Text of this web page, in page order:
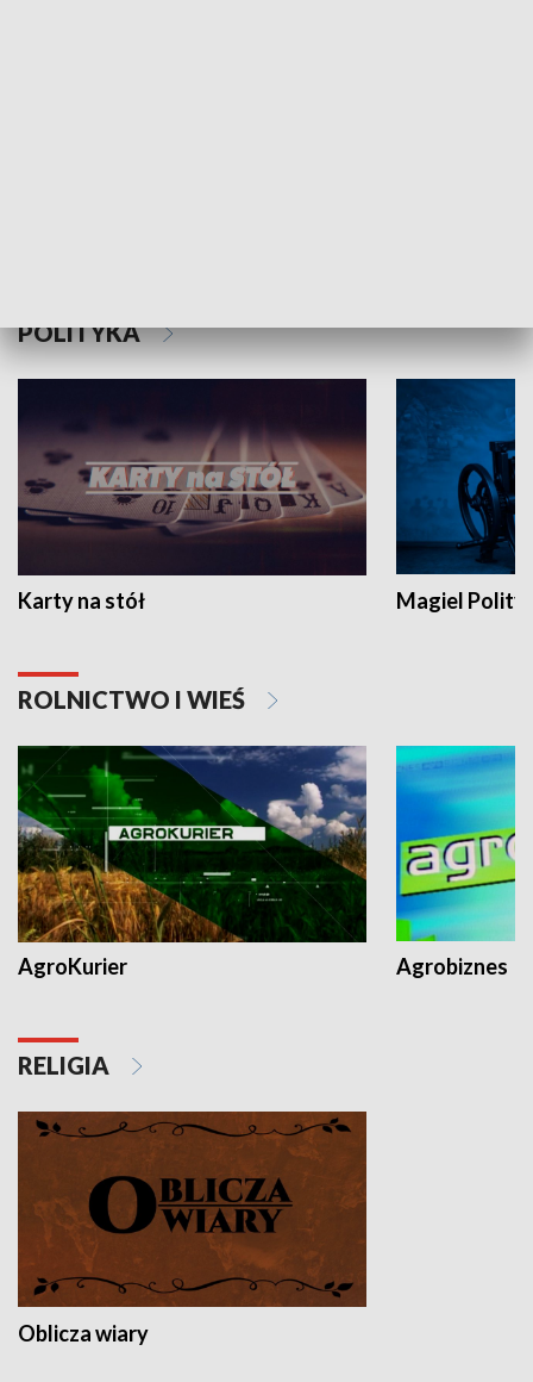
POLITYKA
Karty na stół Magiel
ROLNICTWO I WIEŚ
AgroKurier Agrobiznes
RELIGIA
Oblicza wiary